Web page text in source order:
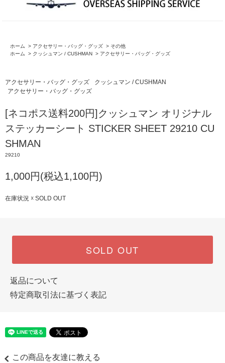
ホーム > アクセサリー・バッグ・グッズ > その他
ホーム
> クッシュマン / CUSHMAN > アクセサリー・バッグ・グッズ
アクセサリー・バッグ・グッズ
クッシュマン / CUSHMAN
アクセサリー・バッグ・グッズ
[ネコポス送料200円]クッシュマン オリジナル
ステッカーシート STICKER SHEET 29210 CU
SHMAN
29210
1,000円(税込1,100円)
在庫状況 ☓ SOLD OUT
SOLD OUT
返品について
特定商取引法に基づく表記
この商品を友達に教える